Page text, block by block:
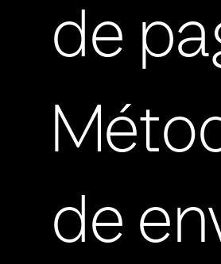
de
de